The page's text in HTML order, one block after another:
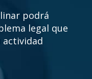
podrá
legal que
actividad